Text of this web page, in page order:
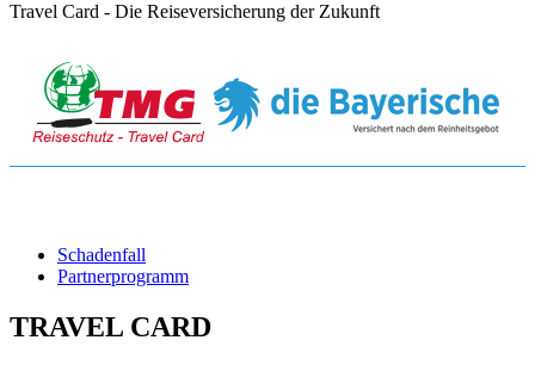
Travel Card - Die Reiseversicherung der Zukunft
Schadenfall
Partnerprogramm
TRAVEL CARD